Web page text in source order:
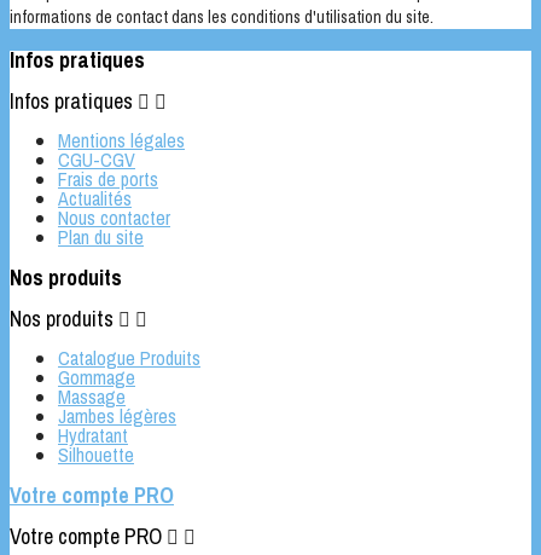
informations de contact dans les conditions d'utilisation du site.
Infos pratiques
Infos pratiques  
Mentions légales
CGU-CGV
Frais de ports
Actualités
Nous contacter
Plan du site
Nos produits
Nos produits  
Catalogue Produits
Gommage
Massage
Jambes légères
Hydratant
Silhouette
Votre compte PRO
Votre compte PRO  